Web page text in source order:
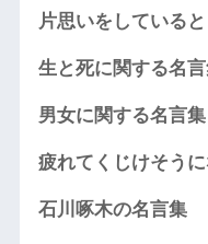
片思いをしている
生と死に関する名
男女に関する名言集
疲れてくじけそう
石川啄木の名言集